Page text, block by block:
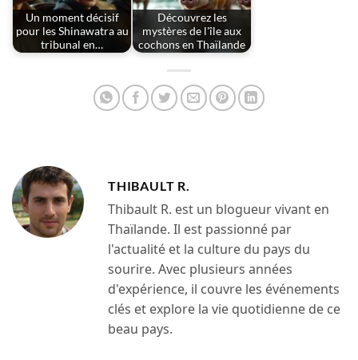
Un moment décisif
pour les Shinawatra au
tribunal en…
Découvrez les
mystères de l'île aux
cochons en Thaïlande
THIBAULT R.
Thibault R. est un blogueur vivant en
Thaïlande. Il est passionné par
l'actualité et la culture du pays du
sourire. Avec plusieurs années
d'expérience, il couvre les événements
clés et explore la vie quotidienne de ce
beau pays.